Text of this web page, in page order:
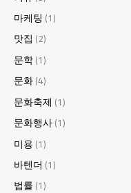
새
로
명
소,
하
이
퍼
블
릭
을
소
개
마케팅 (1)
맛집 (2)
문학(1)
문화(4)
문화축제 (1)
문화행사(1)
미용(1)
바텐더 (1)
법률(1)